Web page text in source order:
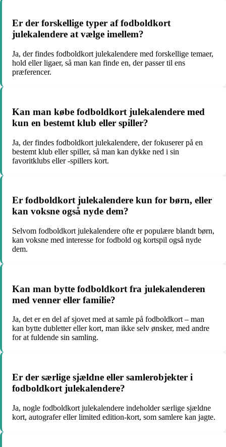
Er der forskellige typer af fodboldkort
julekalendere at vælge imellem?
Ja, der findes fodboldkort julekalendere med forskellige temaer,
hold eller ligaer, så man kan finde en, der passer til ens
præferencer.
Kan man købe fodboldkort julekalendere med
kun en bestemt klub eller spiller?
Ja, der findes fodboldkort julekalendere, der fokuserer på en
bestemt klub eller spiller, så man kan dykke ned i sin
favoritklubs eller -spillers kort.
Er fodboldkort julekalendere kun for børn, eller
kan voksne også nyde dem?
Selvom fodboldkort julekalendere ofte er populære blandt børn,
kan voksne med interesse for fodbold og kortspil også nyde
dem.
Kan man bytte fodboldkort fra julekalenderen
med venner eller familie?
Ja, det er en del af sjovet med at samle på fodboldkort – man
kan bytte dubletter eller kort, man ikke selv ønsker, med andre
for at fuldende sin samling.
Er der særlige sjældne eller samlerobjekter i
fodboldkort julekalendere?
Ja, nogle fodboldkort julekalendere indeholder særlige sjældne
kort, autografer eller limited edition-kort, som samlere kan jagte.